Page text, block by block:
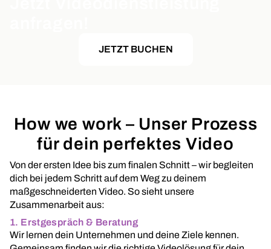
JETZT BUCHEN
How we work – Unser Prozess
für dein perfektes Video
Von der ersten Idee bis zum finalen Schnitt – wir begleiten
dich bei jedem Schritt auf dem Weg zu deinem
maßgeschneiderten Video. So sieht unsere
Zusammenarbeit aus:
1. Erstgespräch & Beratung
Wir lernen dein Unternehmen und deine Ziele kennen.